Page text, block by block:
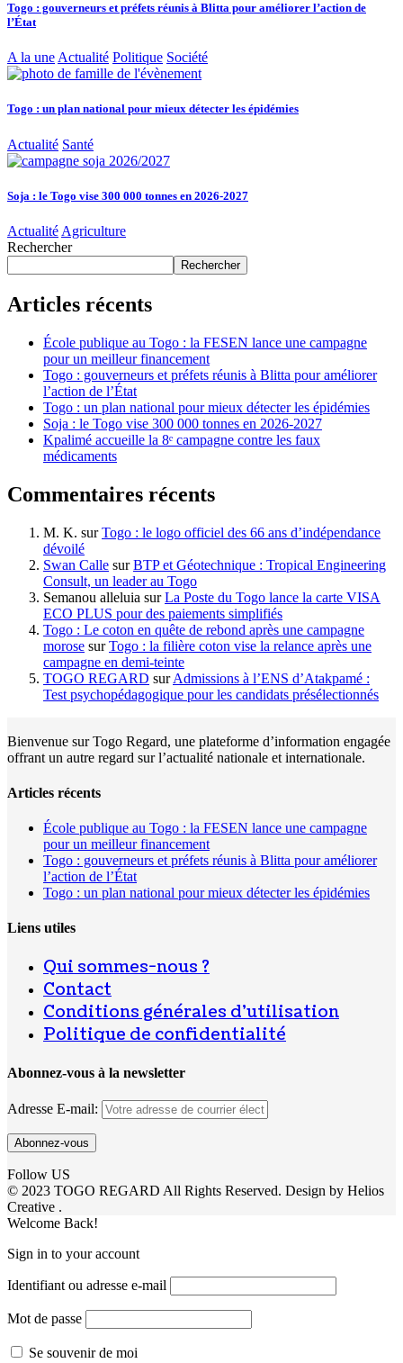
Togo : gouverneurs et préfets réunis à Blitta pour améliorer l’action de
l’État
A la une Actualité Politique Société
Togo : un plan national pour mieux détecter les épidémies
Actualité Santé
Soja : le Togo vise 300 000 tonnes en 2026-2027
Actualité Agriculture
Rechercher
Rechercher
Articles récents
École publique au Togo : la FESEN lance une campagne
pour un meilleur financement
Togo : gouverneurs et préfets réunis à Blitta pour améliorer
l’action de l’État
Togo : un plan national pour mieux détecter les épidémies
Soja : le Togo vise 300 000 tonnes en 2026-2027
Kpalimé accueille la 8ᵉ campagne contre les faux
médicaments
Commentaires récents
M. K. surTogo : le logo officiel des 66 ans d’indépendance
dévoilé
Swan Calle surBTP et Géotechnique : Tropical Engineering
Consult, un leader au Togo
Semanou alleluia surLa Poste du Togo lance la carte VISA
ECO PLUS pour des paiements simplifiés
Togo : Le coton en quête de rebond après une campagne
morose surTogo : la filière coton vise la relance après une
campagne en demi-teinte
TOGO REGARD surAdmissions à l’ENS d’Atakpamé :
Test psychopédagogique pour les candidats présélectionnés
Bienvenue sur Togo Regard, une plateforme d’information engagée
offrant un autre regard sur l’actualité nationale et internationale.
Articles récents
École publique au Togo : la FESEN lance une campagne
pour un meilleur financement
Togo : gouverneurs et préfets réunis à Blitta pour améliorer
l’action de l’État
Togo : un plan national pour mieux détecter les épidémies
Liens utiles
Qui sommes-nous ?
Contact
Conditions générales d’utilisation
Politique de confidentialité
Abonnez-vous à la newsletter
Adresse E-mail:
Follow US
© 2023 TOGO REGARD All Rights Reserved. Design by Helios
Creative .
Welcome Back!
Sign in to your account
Identifiant ou adresse e-mail
Mot de passe
Se souvenir de moi